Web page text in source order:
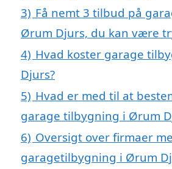
3) Få nemt 3 tilbud på
Ørum Djurs, du kan være
4) Hvad koster garage
Djurs?
5) Hvad er med til at
garage tilbygning i Ørum
6) Oversigt over firmaer
garagetilbygning i Ørum